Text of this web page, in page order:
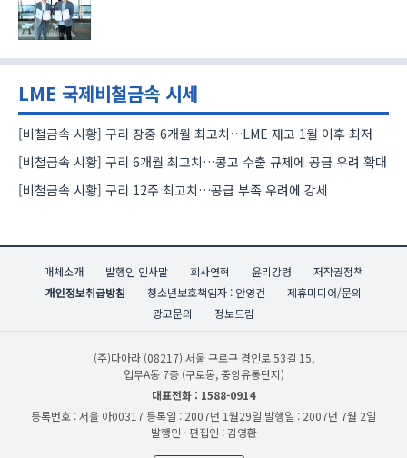
LME 국제비철금속 시세
[비철금속 시황] 구리 장중 6개월 최고치…LME 재고 1월 이후 최저
[비철금속 시황] 구리 6개월 최고치…콩고 수출 규제에 공급 우려 확대
[비철금속 시황] 구리 12주 최고치…공급 부족 우려에 강세
매체소개 발행인 인사말 회사연혁 윤리강령
저작권정책
개인정보취급방침
청소년보호책임자 : 안영건
제휴미디어/문의
광고문의
정보드림
(주)다아라 (08217) 서울 구로구 경인로 53길 15,
업무A동 7층 (구로동, 중앙유통단지)
대표전화 : 1588-0914
등록번호 : 서울 아00317 등록일 : 2007년 1월29일 발행일 : 2007년 7월 2일
발행인 · 편집인 : 김영환